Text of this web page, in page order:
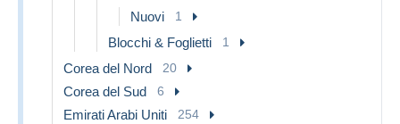
Nuovi 1
Blocchi & Foglietti 1
Corea del Nord 20
Corea del Sud 6
Emirati Arabi Uniti 254